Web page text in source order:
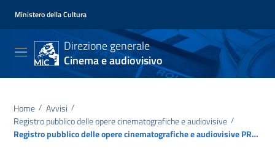
Ministero della Cultura
Direzione generale
Cinema e audiovisivo
Home / Avvisi /
Registro pubblico delle opere cinematografiche e audiovisive /
Registro pubblico delle opere cinematografiche e audiovisive PRCA – Chiarimenti – Nuove FAQ 29 marzo 2022